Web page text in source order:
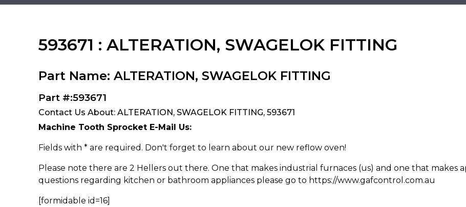
593671 : ALTERATION, SWAGELOK FITTING
Part Name: ALTERATION, SWAGELOK FITTING
Part #:593671
Contact Us About: ALTERATION, SWAGELOK FITTING, 593671
Machine Tooth Sprocket E-Mail Us:
Fields with * are required. Don't forget to learn about our new reflow oven!
Please note there are 2 Hellers out there. One that makes industrial furnaces (us) and one that makes
questions regarding kitchen or bathroom appliances please go to https://www.gafcontrol.com.au
[formidable id=16]